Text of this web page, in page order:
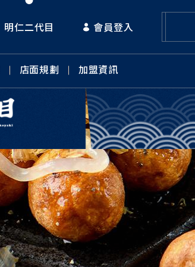
明仁二代目
店面規劃 加盟資訊
會員登入